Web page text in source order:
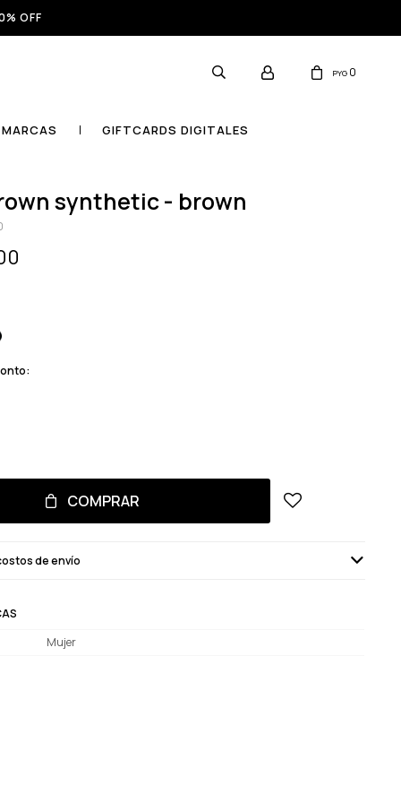
OFF
MARCAS GIFTCARDS DIGITALES
PYG 0
synthetic - brown
COMPRAR
de envío
Mujer